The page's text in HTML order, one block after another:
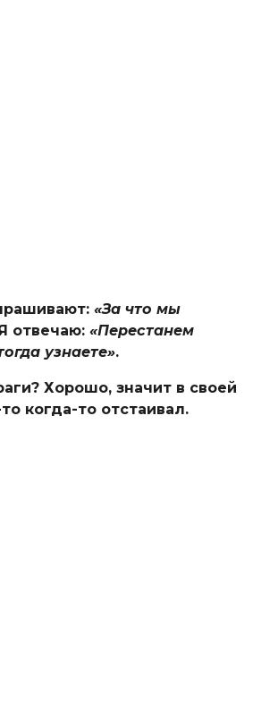
«За что мы
отвечаю: «Перестанем
узнаете».
Хорошо, значит в своей
когда-то отстаивал.